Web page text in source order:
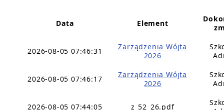
Data Element
2026-08-05 07:46:31
Zarządzenia Wójta
2026
2026-08-05 07:46:17
Zarządzenia Wójta
2026
2026-08-05 07:44:05 z_52_26.pdf